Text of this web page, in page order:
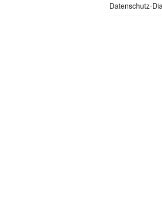
Datenschutz-